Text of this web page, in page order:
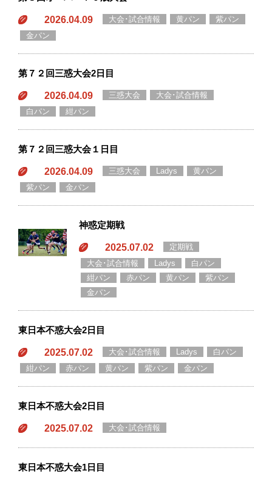
2026.04.09 大会･試合情報 黄パン
紫パン
金パン
第７２回三惑大会2日目
2026.04.09 三惑大会
大会･試合情報
白パン
紺パン
第７２回三惑大会１日目
2026.04.09 三惑大会 Ladys
黄パン
紫パン
金パン
神惑定期戦
2025.07.02
定期戦
大会･試合情報
Ladys
白パン
紺パン
赤パン 黄パン
紫パン
金パン
東日本不惑大会2日目
2025.07.02 大会･試合情報 Ladys
白パン
紺パン
赤パン 黄パン 紫パン 金パン
東日本不惑大会2日目
2025.07.02 大会･試合情報
東日本不惑大会1日目